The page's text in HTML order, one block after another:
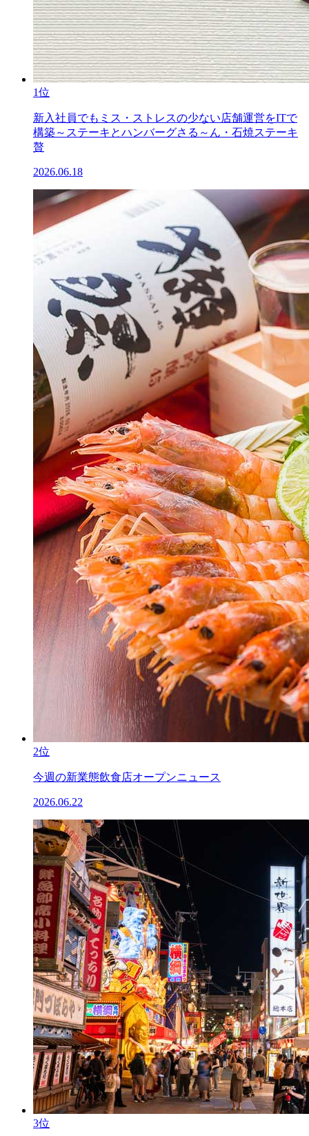
1位
新入社員でもミス・ストレスの少ない店舗運営をITで
構築～ステーキとハンバーグさる～ん・石焼ステーキ
贅
2026.06.18
2位
今週の新業態飲食店オープンニュース
2026.06.22
3位